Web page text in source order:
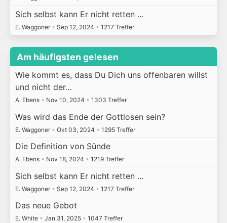
Sich selbst kann Er nicht retten ...
E. Waggoner • Sep 12, 2024 • 1217 Treffer
Am häufigsten gelesen
Wie kommt es, dass Du Dich uns offenbaren willst
und nicht der…
A. Ebens • Nov 10, 2024 • 1303 Treffer
Was wird das Ende der Gottlosen sein?
E. Waggoner • Okt 03, 2024 • 1295 Treffer
Die Definition von Sünde
A. Ebens • Nov 18, 2024 • 1219 Treffer
Sich selbst kann Er nicht retten ...
E. Waggoner • Sep 12, 2024 • 1217 Treffer
Das neue Gebot
E. White • Jan 31, 2025 • 1047 Treffer